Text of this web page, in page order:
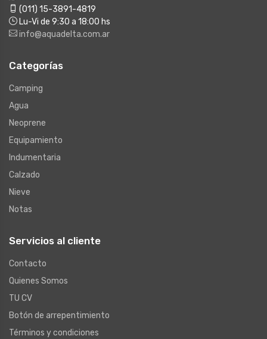
(011) 15-3891-4819
Lu-Vi de 9:30 a 18:00 hs
info@aquadelta.com.ar
Categorías
Camping
Agua
Neoprene
Equipamiento
Indumentaria
Calzado
Nieve
Notas
Servicios al cliente
Contacto
Quienes Somos
TU CV
Botón de arrepentimiento
Términos y condiciones